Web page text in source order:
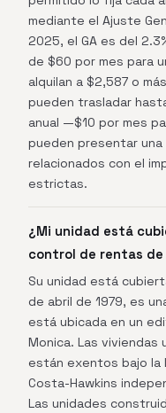
mediante el Ajuste
2025, el GA es del
de $60 por mes para
alquilan a $2,587 o
pueden trasladar
anual —$10 por mes
pueden presentar
relacionados con el
estrictas.
¿Mi unidad está
control de rentas de
Su unidad está
de abril de 1979, es
está ubicada en un
Monica. Las viviendas
están exentos bajo la
Costa-Hawkins
Las unidades